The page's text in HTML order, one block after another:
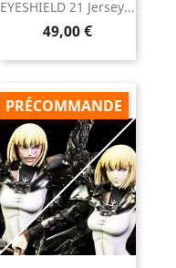
EYESHIELD 21 Jersey...
Prix
49,00 €
PRÉCOMMANDE